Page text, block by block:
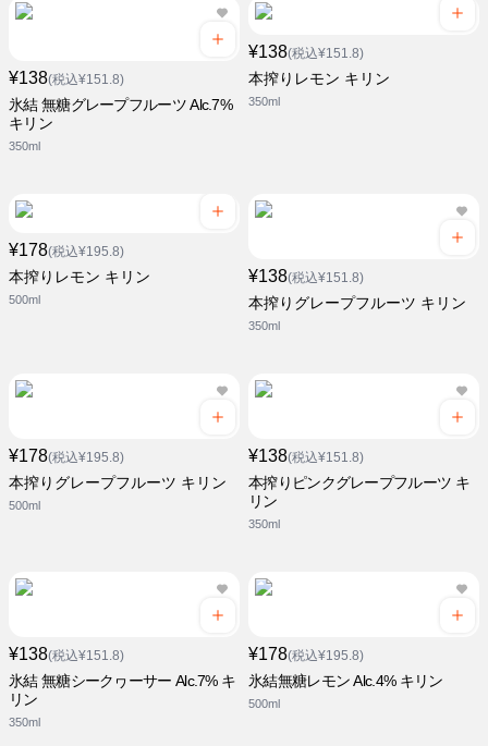
¥138(税込¥151.8)
氷結 無糖グレープフルーツ Alc.7%
キリン
350ml
¥138(税込¥151.8)
本搾りレモン キリン
350ml
¥178(税込¥195.8)
本搾りレモン キリン
500ml
¥138(税込¥151.8)
本搾りグレープフルーツ キリン
350ml
¥178(税込¥195.8)
本搾りグレープフルーツ キリン
500ml
¥138(税込¥151.8)
本搾りピンクグレープフルーツ キ
リン
350ml
¥138(税込¥151.8)
氷結 無糖シークヮーサー Alc.7% キ
リン
350ml
¥178(税込¥195.8)
氷結無糖レモン Alc.4% キリン
500ml